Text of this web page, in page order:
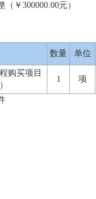
（￥ 300000.00元）
数量
单位
购买项目
1 项